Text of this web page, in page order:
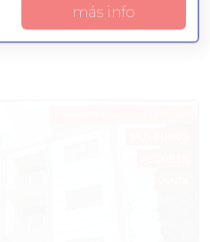
2 AMBIENTES CON COCHERA